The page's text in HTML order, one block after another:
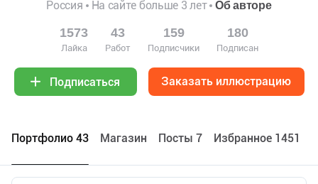
Россия На сайте больше 3 лет Об авторе
1573
Лайка
43
Работ
159
Подписчики
180
Подписан
Подписаться Заказать иллюстрацию
Портфолио 43 Maгазин Посты 7 Избранное 1451